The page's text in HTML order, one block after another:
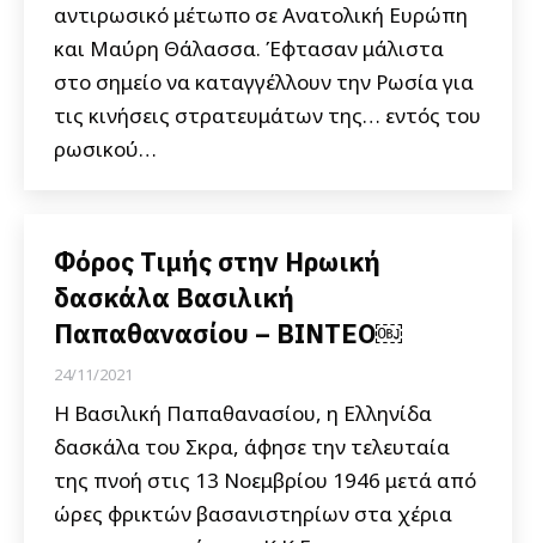
αντιρωσικό μέτωπο σε Ανατολική Ευρώπη
και Μαύρη Θάλασσα. Έφτασαν μάλιστα
στο σημείο να καταγγέλλουν την Ρωσία για
τις κινήσεις στρατευμάτων της… εντός του
ρωσικού…
Φόρος Τιμής στην Ηρωική
δασκάλα Βασιλική
Παπαθανασίου – ΒΙΝΤΕΟ￼
24/11/2021
Η Βασιλική Παπαθανασίου, η Ελληνίδα
δασκάλα του Σκρα, άφησε την τελευταία
της πνοή στις 13 Νοεμβρίου 1946 μετά από
ώρες φρικτών βασανιστηρίων στα χέρια